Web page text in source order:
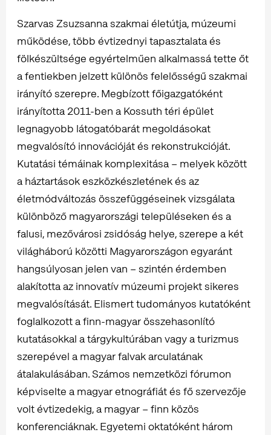
Szarvas Zsuzsanna szakmai életútja, múzeumi
működése, több évtizednyi tapasztalata és
fölkészültsége egyértelműen alkalmassá tette őt
a fentiekben jelzett különös felelősségű szakmai
irányító szerepre. Megbízott főigazgatóként
irányította 2011-ben a Kossuth téri épület
legnagyobb látogatóbarát megoldásokat
megvalósító innovációját és rekonstrukcióját.
Kutatási témáinak komplexitása – melyek között
a háztartások eszközkészletének és az
életmódváltozás összefüggéseinek vizsgálata
különböző magyarországi településeken és a
falusi, mezővárosi zsidóság helye, szerepe a két
világháború közötti Magyarországon egyaránt
hangsúlyosan jelen van – szintén érdemben
alakította az innovatív múzeumi projekt sikeres
megvalósítását. Elismert tudományos kutatóként
foglalkozott a finn-magyar összehasonlító
kutatásokkal a tárgykultúrában vagy a turizmus
szerepével a magyar falvak arculatának
átalakulásában. Számos nemzetközi fórumon
képviselte a magyar etnográfiát és fő szervezője
volt évtizedekig, a magyar – finn közös
konferenciáknak. Egyetemi oktatóként három